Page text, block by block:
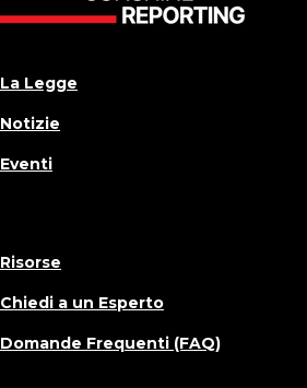
La Legge
Notizie
Eventi
Risorse
Chiedi a un Esperto
Domande Frequenti (FAQ)